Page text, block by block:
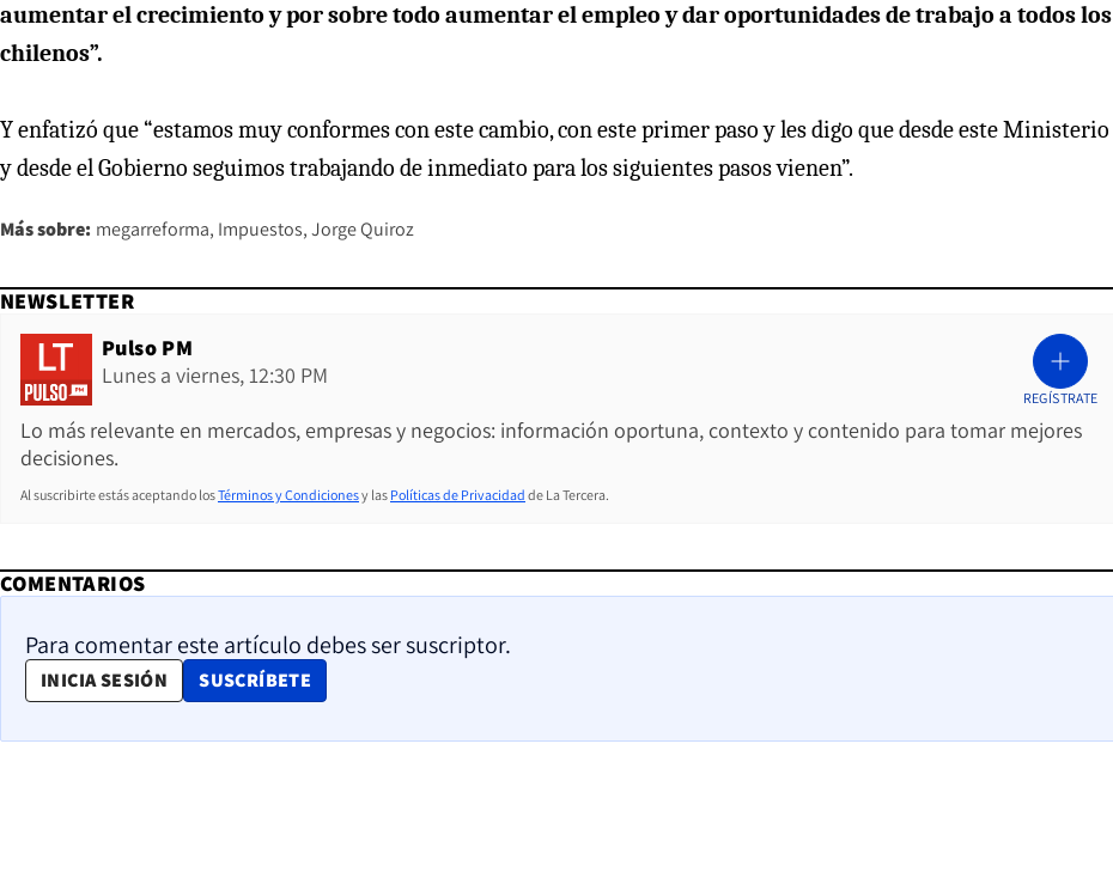
aumentar el crecimiento y por sobre todo aumentar el empleo y dar oportunidades de trabajo a todos los
chilenos”.
Y enfatizó que “estamos muy conformes con este cambio, con este primer paso y les digo que desde este Ministerio
y desde el Gobierno seguimos trabajando de inmediato para los siguientes pasos vienen”.
Más sobre: megarreforma Impuestos Jorge Quiroz
NEWSLETTER
Pulso PM
Lunes a viernes, 12:30 PM
Lo más relevante en mercados, empresas y negocios: información oportuna, contexto y contenido para tomar mejores
decisiones.
REGÍSTRATE
Al suscribirte estás aceptando losTérminos y Condicionesy las Políticas de Privacidad de La Tercera.
COMENTARIOS
Para comentar este artículo debes ser suscriptor.
INICIA SESIÓN SUSCRÍBETE
OPENS IN NEW WINDOW